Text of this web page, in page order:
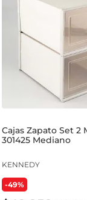
Cajas Zapato Set 2
301425 Mediano
KENNEDY
-49%